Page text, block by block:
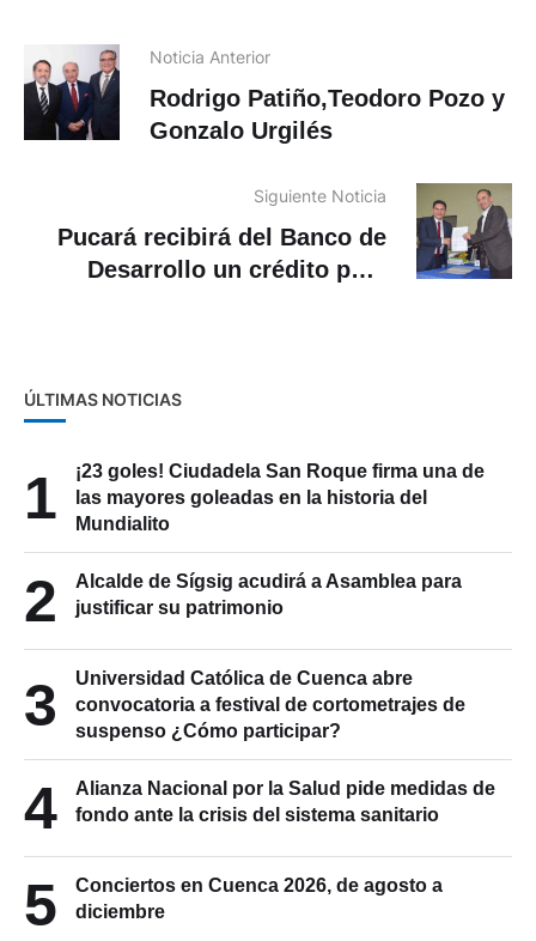
Noticia Anterior
Rodrigo Patiño,Teodoro Pozo y
Gonzalo Urgilés
Siguiente Noticia
Pucará recibirá del Banco de
Desarrollo un crédito para
ÚLTIMAS NOTICIAS
1
¡23 goles! Ciudadela San Roque firma una de
las mayores goleadas en la historia del
Mundialito
2
Alcalde de Sígsig acudirá a Asamblea para
justificar su patrimonio
3
Universidad Católica de Cuenca abre
convocatoria a festival de cortometrajes de
suspenso ¿Cómo participar?
4
Alianza Nacional por la Salud pide medidas de
fondo ante la crisis del sistema sanitario
5
Conciertos en Cuenca 2026, de agosto a
diciembre